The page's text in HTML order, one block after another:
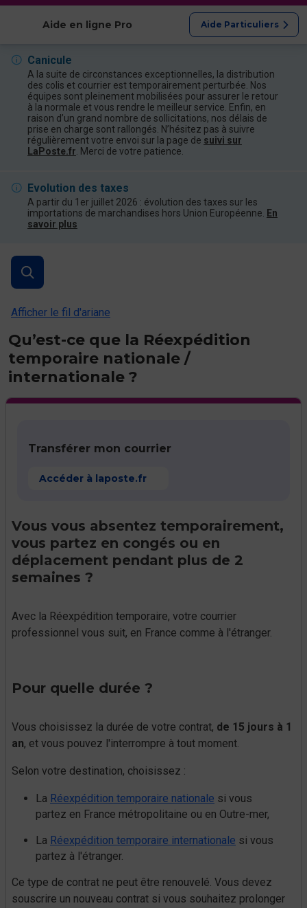
Aide en ligne Pro Aide Particuliers
Canicule
A la suite de circonstances exceptionnelles, la distribution
des colis et courrier est temporairement perturbée. Nos
équipes sont pleinement mobilisées pour assurer le retour
à la normale et vous rendre le meilleur service. Enfin, en
raison d’un grand nombre de sollicitations, nos délais de
prise en charge sont rallongés. N’hésitez pas à suivre
régulièrement votre envoi sur la page de suivi sur
LaPoste.fr . Merci de votre patience.
Evolution des taxes
A partir du 1er juillet 2026 : évolution des taxes sur les
importations de marchandises hors Union Européenne.
En
savoir plus
Afficher le fil d'ariane
Qu’est-ce que la Réexpédition
temporaire nationale /
internationale ?
Transférer mon courrier
Accéder à laposte.fr
Vous vous absentez temporairement,
vous partez en congés ou en
déplacement pendant plus de 2
semaines ?
Avec la Réexpédition temporaire, votre courrier
professionnel vous suit, en France comme à l'étranger.
Pour quelle durée ?
Vous choisissez la durée de votre contrat, de 15 jours à 1
an, et vous pouvez l'interrompre à tout moment.
Selon votre destination, choisissez :
La Réexpédition temporaire nationale si vous
partez en France métropolitaine ou en Outre-mer,
La Réexpédition temporaire internationale si vous
partez à l'étranger.
Ce type de contrat ne peut être renouvelé. Vous devez
souscrire un nouveau contrat si vous souhaitez prolonger